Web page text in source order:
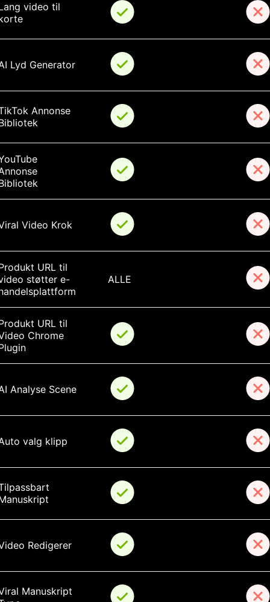
video til
Lyd Generator
Annonse
Video Krok
URL til
støtter e-
ALLE
URL til
Chrome
Analyse Scene
valg klipp
Redigerer
Manuskript